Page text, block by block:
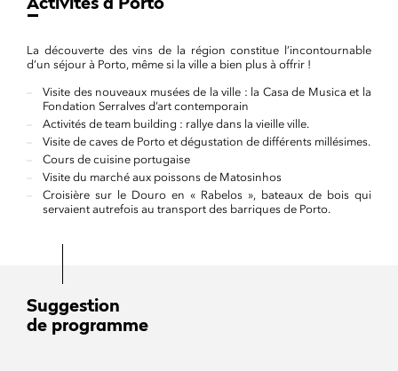
Activités à Porto
La découverte des vins de la région constitue l’incontournable
d’un séjour à Porto, même si la ville a bien plus à offrir !
Visite des nouveaux musées de la ville : la Casa de Musica et la
Fondation Serralves d’art contemporain
Activités de team building : rallye dans la vieille ville.
Visite de caves de Porto et dégustation de différents millésimes.
Cours de cuisine portugaise
Visite du marché aux poissons de Matosinhos
Croisière sur le Douro en « Rabelos », bateaux de bois qui
servaient autrefois au transport des barriques de Porto.
Suggestion
de programme